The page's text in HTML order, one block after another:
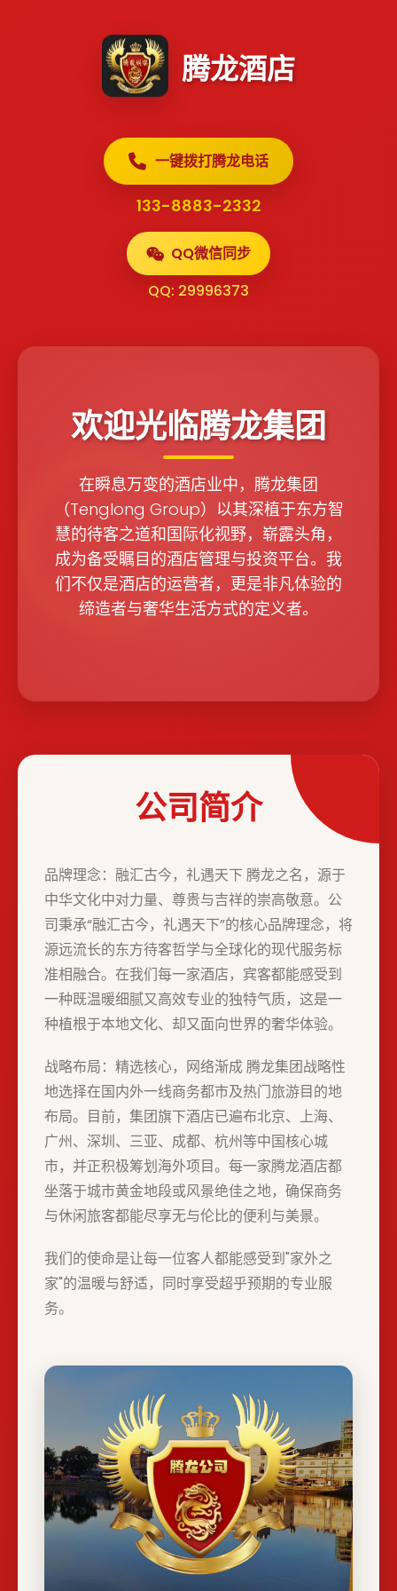
腾龙酒店
一键拨打腾龙电话
133-8883-2332
QQ微信同步
QQ: 29996373
欢迎光临腾龙集团
在瞬息万变的酒店业中，腾龙集团
（Tenglong Group）以其深植于东方智
慧的待客之道和国际化视野，崭露头角，
成为备受瞩目的酒店管理与投资平台。我
们不仅是酒店的运营者，更是非凡体验的
缔造者与奢华生活方式的定义者。
公司简介
品牌理念：融汇古今，礼遇天下 腾龙之名，源于
中华文化中对力量、尊贵与吉祥的崇高敬意。公
司秉承“融汇古今，礼遇天下”的核心品牌理念，将
源远流长的东方待客哲学与全球化的现代服务标
准相融合。在我们每一家酒店，宾客都能感受到
一种既温暖细腻又高效专业的独特气质，这是一
种植根于本地文化、却又面向世界的奢华体验。
战略布局：精选核心，网络渐成 腾龙集团战略性
地选择在国内外一线商务都市及热门旅游目的地
布局。目前，集团旗下酒店已遍布北京、上海、
广州、深圳、三亚、成都、杭州等中国核心城
市，并正积极筹划海外项目。每一家腾龙酒店都
坐落于城市黄金地段或风景绝佳之地，确保商务
与休闲旅客都能尽享无与伦比的便利与美景。
我们的使命是让每一位客人都能感受到"家外之
家"的温暖与舒适，同时享受超乎预期的专业服
务。